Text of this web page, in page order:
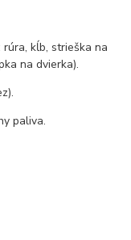
kĺb, strieška na
na dvierka).
paliva.